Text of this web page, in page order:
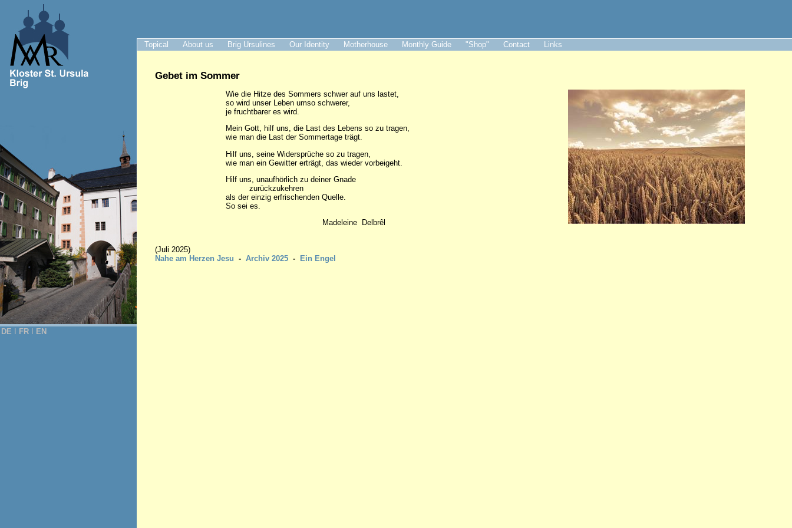
Topical About us Brig Ursulines Our Identity Motherhouse Monthly Guide "Shop" Contact Links
DE FR EN
Gebet im Sommer
Wie die Hitze des Sommers schwer auf uns lastet,
so wird unser Leben umso schwerer,
je fruchtbarer es wird.
Mein Gott, hilf uns, die Last des Lebens so zu tragen,
wie man die Last der Sommertage trägt.
Hilf uns, seine Widersprüche so zu tragen,
wie man ein Gewitter erträgt, das wieder vorbeigeht.
Hilf uns, unaufhörlich zu deiner Gnade
zurückzukehren
als der einzig erfrischenden Quelle.
So sei es.
Madeleine Delbrêl
(Juli 2025)
Nahe am Herzen Jesu - Archiv 2025 - Ein Engel